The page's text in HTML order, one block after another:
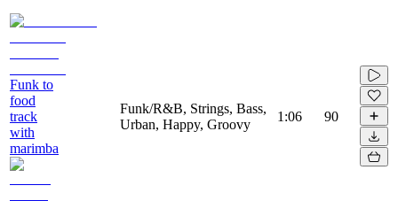
Funk to
food
track
with
marimba
Funk/R&B, Strings, Bass,
Urban, Happy, Groovy
1:06 90